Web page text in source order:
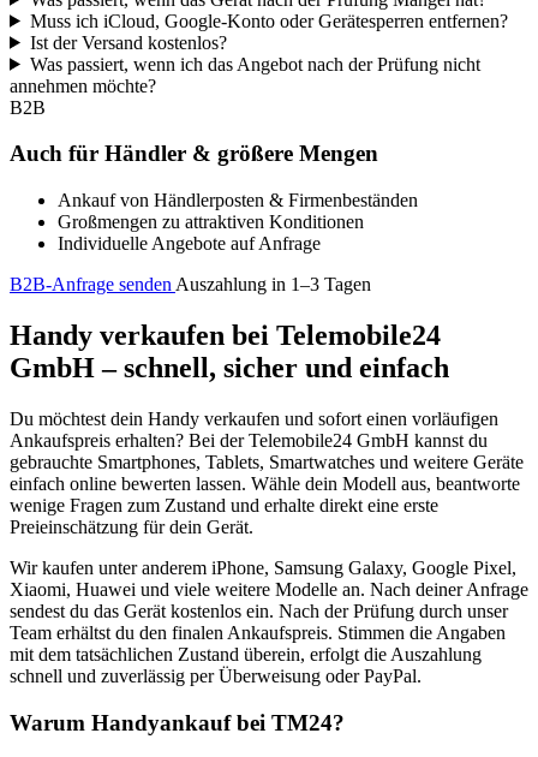
Muss ich iCloud, Google-Konto oder Gerätesperren entfernen?
Ist der Versand kostenlos?
Was passiert, wenn ich das Angebot nach der Prüfung nicht
annehmen möchte?
B2B
Auch für Händler & größere Mengen
Ankauf von Händlerposten & Firmenbeständen
Großmengen zu attraktiven Konditionen
Individuelle Angebote auf Anfrage
B2B-Anfrage senden Auszahlung in 1–3 Tagen
Handy verkaufen bei Telemobile24
GmbH – schnell, sicher und einfach
Du möchtest dein Handy verkaufen und sofort einen vorläufigen
Ankaufspreis erhalten? Bei der Telemobile24 GmbH kannst du
gebrauchte Smartphones, Tablets, Smartwatches und weitere Geräte
einfach online bewerten lassen. Wähle dein Modell aus, beantworte
wenige Fragen zum Zustand und erhalte direkt eine erste
Preieinschätzung für dein Gerät.
Wir kaufen unter anderem iPhone, Samsung Galaxy, Google Pixel,
Xiaomi, Huawei und viele weitere Modelle an. Nach deiner Anfrage
sendest du das Gerät kostenlos ein. Nach der Prüfung durch unser
Team erhältst du den finalen Ankaufspreis. Stimmen die Angaben
mit dem tatsächlichen Zustand überein, erfolgt die Auszahlung
schnell und zuverlässig per Überweisung oder PayPal.
Warum Handyankauf bei TM24?